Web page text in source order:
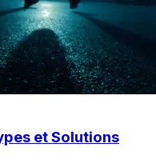
et Solutions